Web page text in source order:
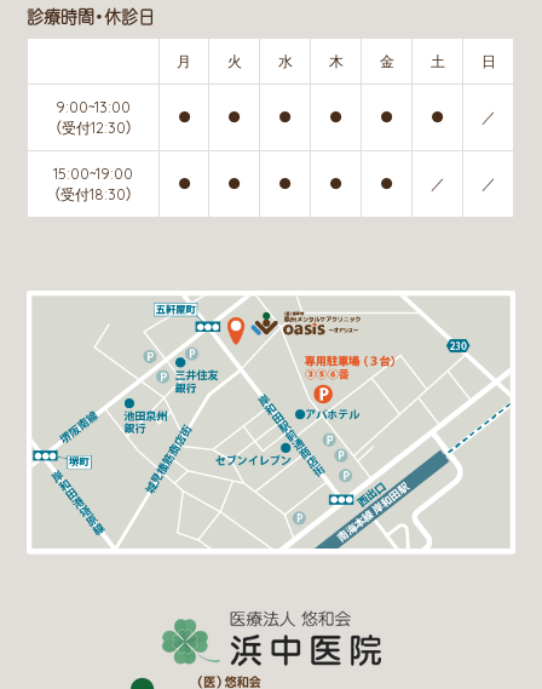
診療時間・休診日
月 火 水 木 金 土 日
9:00~13:00
（受付12:30）
● ● ● ● ● ● ／
15:00~19:00
（受付18:30）
● ● ● ● ● ／ ／